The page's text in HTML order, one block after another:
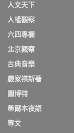
人文天下
人權觀察
六四專欄
北京觀察
古典音樂
嚴家祺新著
圖博特
墨爾本夜語
專文